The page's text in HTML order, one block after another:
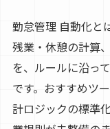
勤怠管理 自動化と
残業・休憩の計算
を、ルールに沿っ
です。おすすめツ
計ロジックの標準